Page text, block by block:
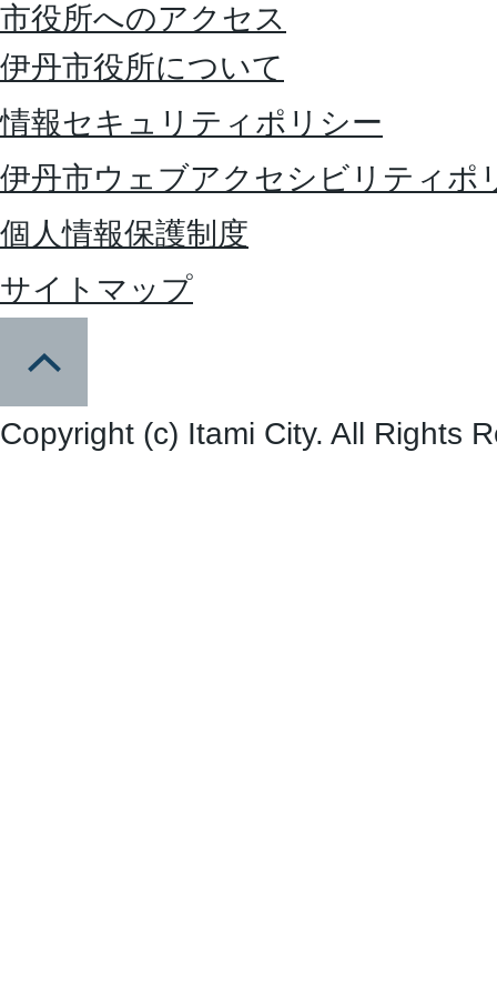
市役所へのアクセス
伊丹市役所について
情報セキュリティポリシー
伊丹市ウェブアクセシビリティポ
個人情報保護制度
サイトマップ
Copyright (c) Itami City. All Rights